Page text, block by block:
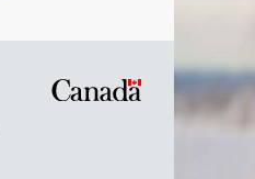
Symbole